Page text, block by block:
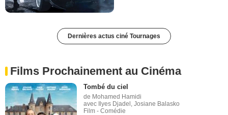
Dernières actus ciné Tournages
Films Prochainement au Cinéma
Tombé du ciel
de Mohamed Hamidi
avec Ilyes Djadel, Josiane Balasko
Film - Comédie